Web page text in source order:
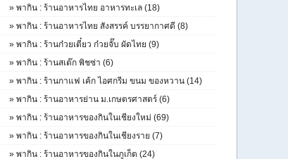
» พากิน : ร้านอาหารไทย อาหารทะเล (18)
» พากิน : ร้านอาหารไทย สังสรรค์ บรรยากาศดี (8)
» พากิน : ร้านก๋วยเตี๋ยว ก๋วยจั๊บ ผัดไทย (9)
» พากิน : ร้านสเต๊ก พิชซ่า (6)
» พากิน : ร้านกาแฟ เค้ก ไอศกรีม ขนม ของหวาน (14)
» พากิน : ร้านอาหารย่าน ม.เกษตรศาสตร์ (6)
» พากิน : ร้านอาหารของกินในเชียงใหม่ (69)
» พากิน : ร้านอาหารของกินในเชียงราย (7)
» พากิน : ร้านอาหารของกินในภูเก็ต (24)